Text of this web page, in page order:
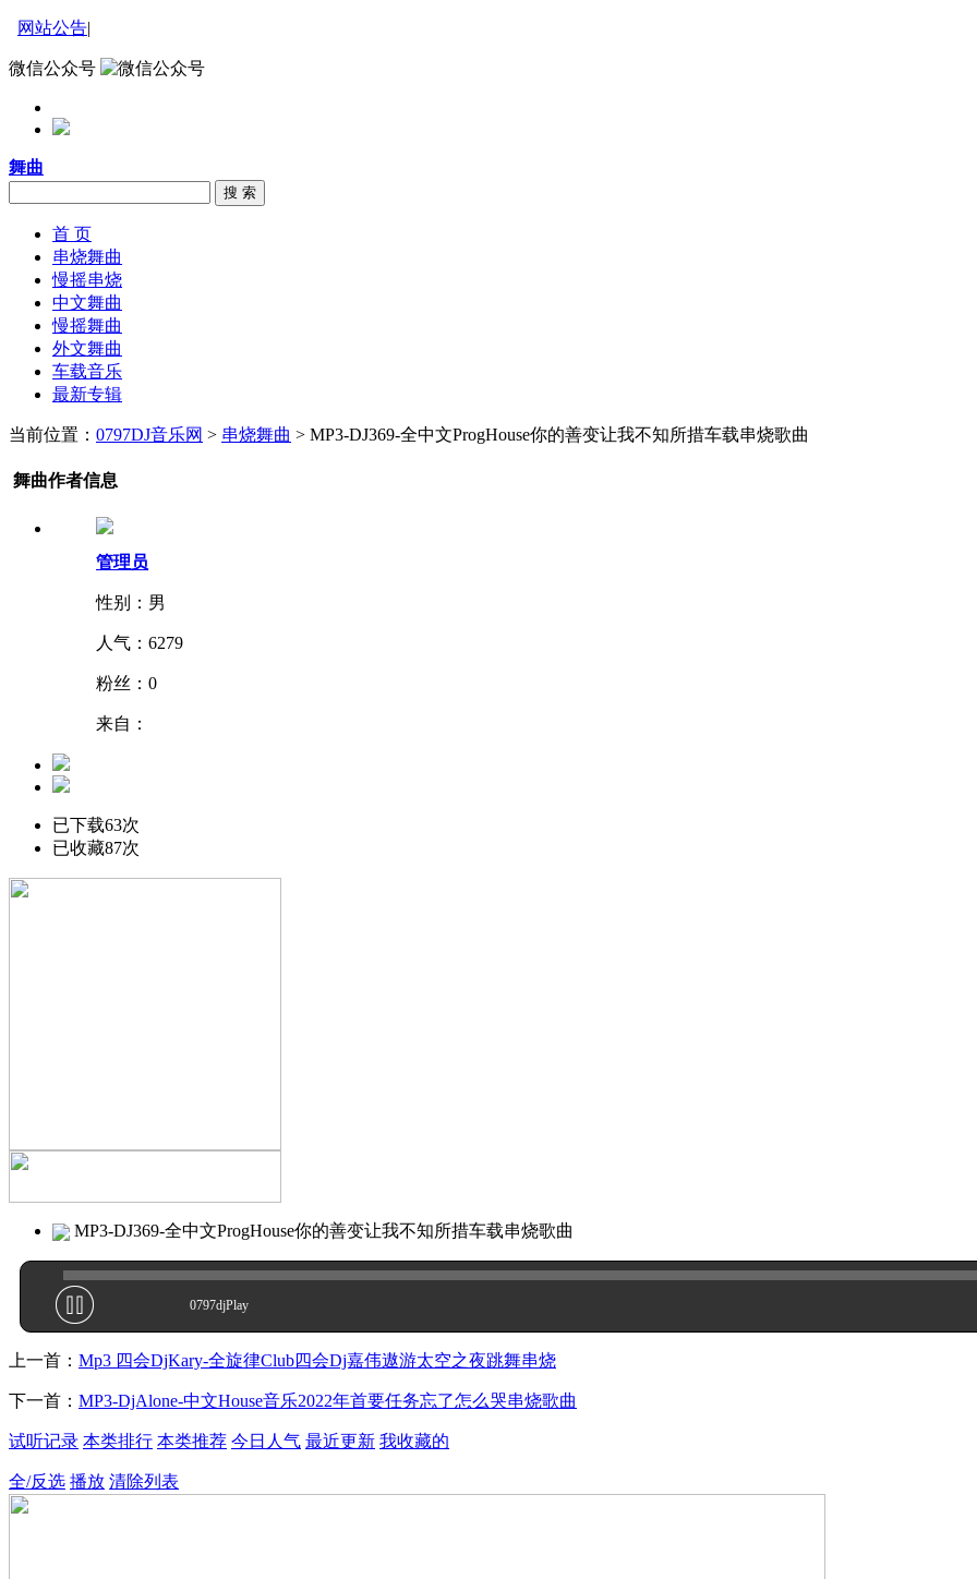
网站公告|
微信公众号
舞曲
搜 索
首 页
串烧舞曲
慢摇串烧
中文舞曲
慢摇舞曲
外文舞曲
车载音乐
最新专辑
当前位置： 0797DJ音乐网 > 串烧舞曲 > MP3-DJ369-全中文ProgHouse你的善变让我不知所措车载串烧歌曲
舞曲作者信息
管理员
性别：男
人气： 6279
粉丝： 0
来自：
已下载63次
已收藏87次
MP3-DJ369-全中文ProgHouse你的善变让我不知所措车载串烧歌曲
0797djPlay
上一首： Mp3 四会DjKary-全旋律Club四会Dj嘉伟遨游太空之夜跳舞串烧
下一首： MP3-DjAlone-中文House音乐2022年首要任务忘了怎么哭串烧歌曲
试听记录 本类排行 本类推荐 今日人气 最近更新 我收藏的
全/反选 播放 清除列表